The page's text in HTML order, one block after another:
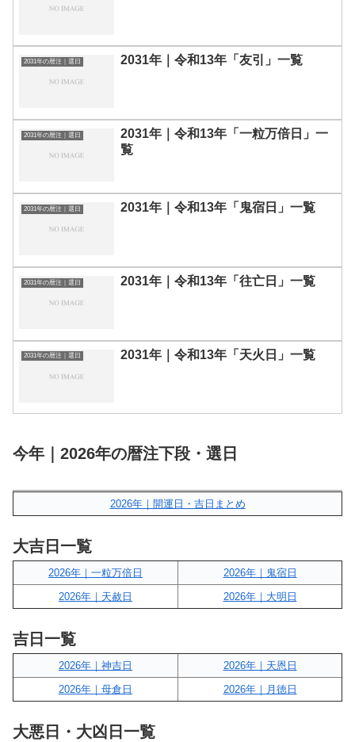
2031年の暦注｜選日 2031年｜令和13年「友引」一覧
2031年の暦注｜選日
2031年｜令和13年「一粒万倍日」一
覧
2031年の暦注｜選日 2031年｜令和13年「鬼宿日」一覧
2031年の暦注｜選日 2031年｜令和13年「往亡日」一覧
2031年の暦注｜選日 2031年｜令和13年「天火日」一覧
今年｜2026年の暦注下段・選日
2026年｜開運日・吉日まとめ
大吉日一覧
2026年｜一粒万倍日
2026年｜鬼宿日
2026年｜天赦日
2026年｜大明日
吉日一覧
2026年｜神吉日
2026年｜天恩日
2026年｜母倉日
2026年｜月徳日
大悪日・大凶日一覧